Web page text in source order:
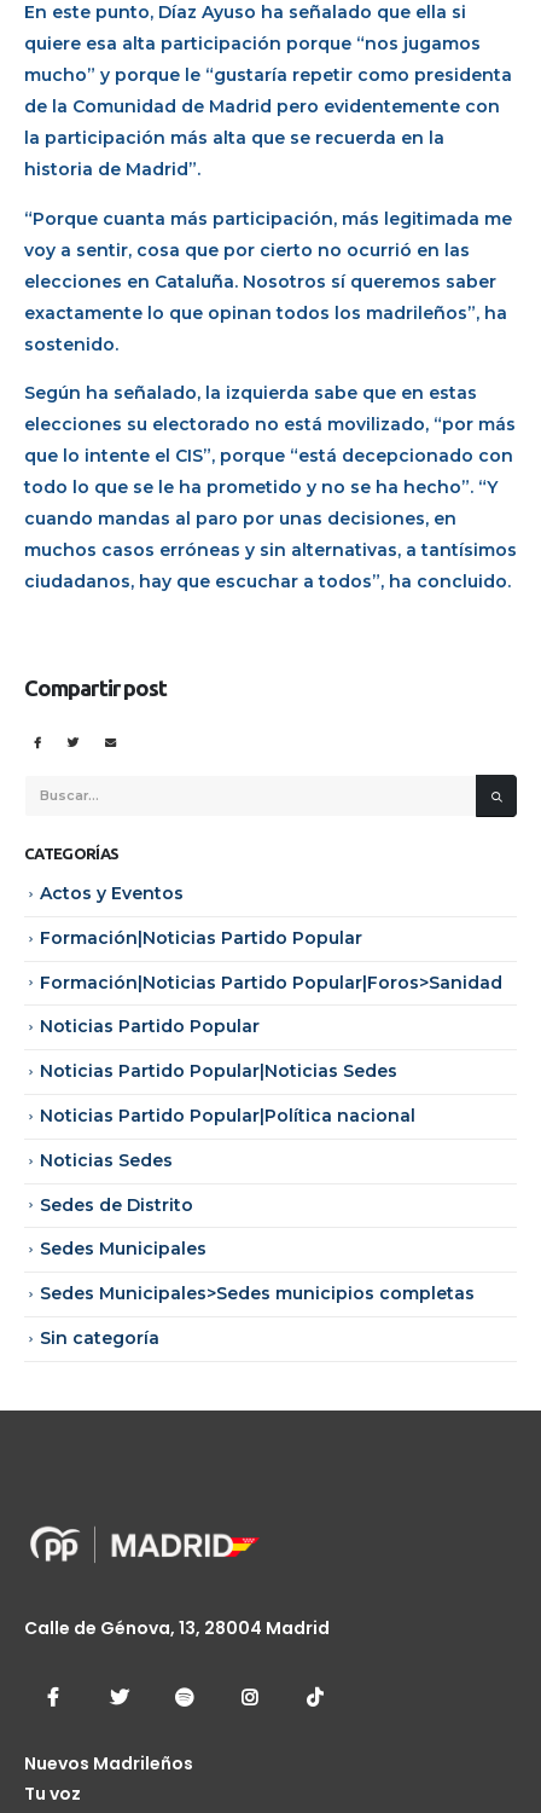
En este punto, Díaz Ayuso ha señalado que ella si
quiere esa alta participación porque “nos jugamos
mucho” y porque le “gustaría repetir como presidenta
de la Comunidad de Madrid pero evidentemente con
la participación más alta que se recuerda en la
historia de Madrid”.
“Porque cuanta más participación, más legitimada me
voy a sentir, cosa que por cierto no ocurrió en las
elecciones en Cataluña. Nosotros sí queremos saber
exactamente lo que opinan todos los madrileños”, ha
sostenido.
Según ha señalado, la izquierda sabe que en estas
elecciones su electorado no está movilizado, “por más
que lo intente el CIS”, porque “está decepcionado con
todo lo que se le ha prometido y no se ha hecho”. “Y
cuando mandas al paro por unas decisiones, en
muchos casos erróneas y sin alternativas, a tantísimos
ciudadanos, hay que escuchar a todos”, ha concluido.
Compartir post
CATEGORÍAS
Actos y Eventos
Formación|Noticias Partido Popular
Formación|Noticias Partido Popular|Foros>Sanidad
Noticias Partido Popular
Noticias Partido Popular|Noticias Sedes
Noticias Partido Popular|Política nacional
Noticias Sedes
Sedes de Distrito
Sedes Municipales
Sedes Municipales>Sedes municipios completas
Sin categoría
Calle de Génova, 13, 28004 Madrid
Nuevos Madrileños
Tu voz